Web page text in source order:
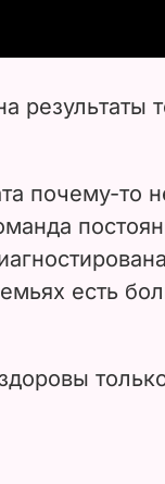
результаты
почему-то
есть